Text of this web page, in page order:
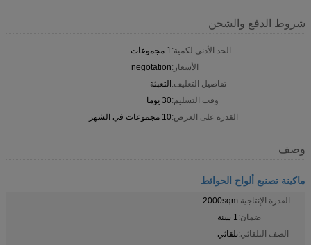
شروط الدفع والشحن
الحد الأدنى لكمية:1 مجموعات
الأسعار:negotation
تفاصيل التغليف:التعبئة
وقت التسليم:30 يوما
القدرة على العرض:10 مجموعات في الشهر
وصف
ماكينة تصنيع ألواح الحوائط
القدرة الإنتاجية:2000sqm
ضمان:1 سنة
الصف التلقائي:تلقائي